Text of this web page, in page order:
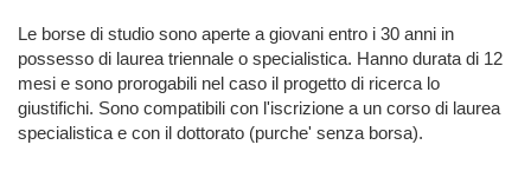
Le borse di studio sono aperte a giovani entro i 30 anni in
possesso di laurea triennale o specialistica. Hanno durata di 12
mesi e sono prorogabili nel caso il progetto di ricerca lo
giustifichi. Sono compatibili con l'iscrizione a un corso di laurea
specialistica e con il dottorato (purche' senza borsa).